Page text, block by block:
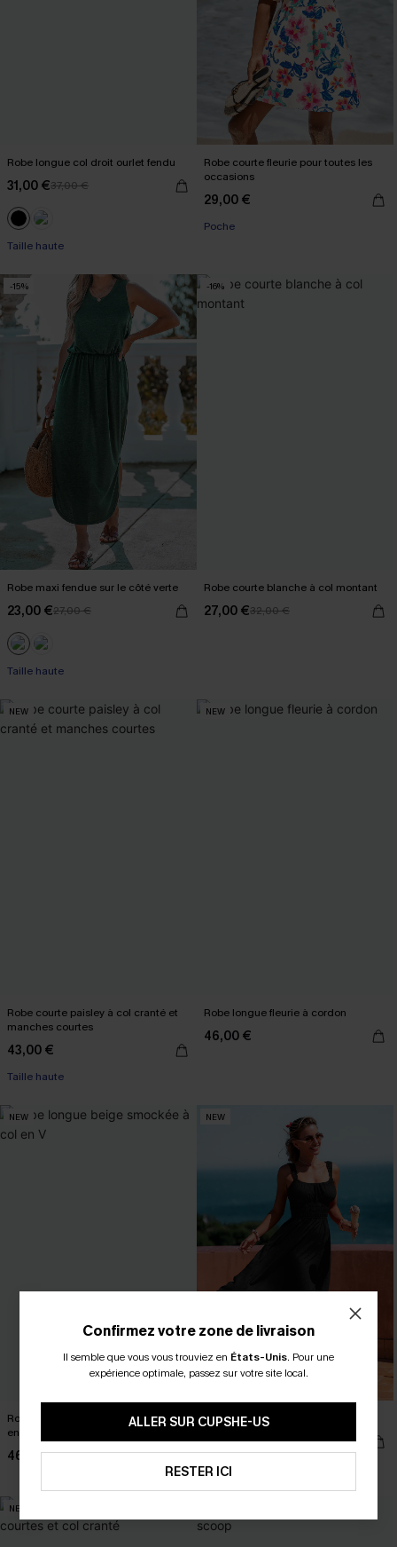
Robe longue col droit ourlet fendu
31,00 €37,00 €
Taille haute
Robe courte fleurie pour toutes les
occasions
29,00 €
Poche
-15%
Robe maxi fendue sur le côté verte
23,00 €27,00 €
Taille haute
-16%
Robe courte blanche à col montant
27,00 €32,00 €
NEW
Robe courte paisley à col cranté et
manches courtes
43,00 €
Taille haute
NEW
Robe longue fleurie à cordon
46,00 €
NEW
Robe longue beige smockée à col
en V
46,00 €
NEW
Robe longue noire à col carré
39,00 €
Taille haute
NEW
Confirmez votre zone de livraison
Il semble que vous vous trouviez en États-Unis. Pour une
expérience optimale, passez sur votre site local.
ALLER SUR CUPSHE-US
RESTER ICI